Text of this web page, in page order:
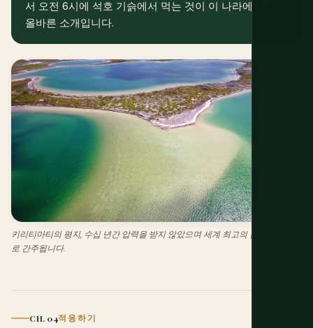
서 오전 6시에 석호 기슭에서 먹는 것이 이 나라에 대한
올바른 소개입니다.
키리티마티의 평지, 수십 년간 압력을 받지 않았으며 세계 최고의 본피싱 목적지
로 간주됩니다.
CH. 04적응하기